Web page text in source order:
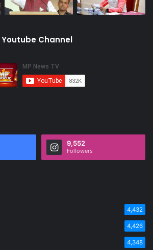
Channel
9,552
Followers
4,432
4,426
4,348